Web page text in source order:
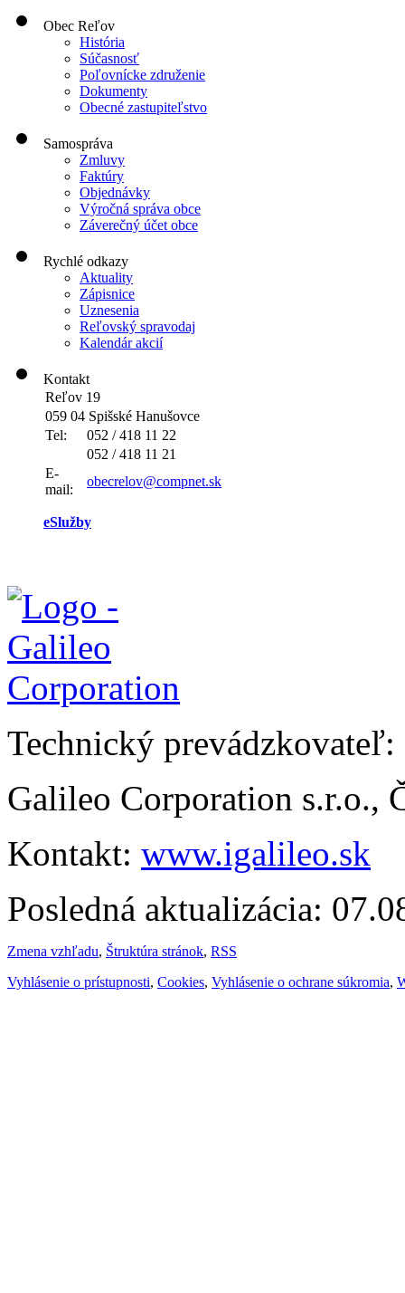
Obec Reľov
História
Súčasnosť
Poľovnícke združenie
Dokumenty
Obecné zastupiteľstvo
Samospráva
Zmluvy
Faktúry
Objednávky
Výročná správa obce
Záverečný účet obce
Rychlé odkazy
Aktuality
Zápisnice
Uznesenia
Reľovský spravodaj
Kalendár akcií
Kontakt
Reľov 19
059 04 Spišské Hanušovce
Tel:
052 / 418 11 22
052 / 418 11 21
E-
mail:
obecrelov@compnet.sk
eSlužby
Technický prevádzkovateľ:
Galileo Corporation s.r.o.,
Kontakt: www.igalileo.sk
Posledná aktualizácia:
Zmena vzhľadu, Štruktúra stránok, RSS
Vyhlásenie o prístupnosti, Cookies, Vyhlásenie o ochrane súkromia,